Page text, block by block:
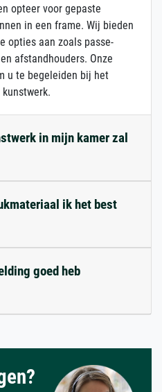
opteer voor gepaste
in een frame. Wij bieden
opties aan zoals passe-
afstandhouders. Onze
u te begeleiden bij het
in mijn kamer zal
ik het best
goed heb